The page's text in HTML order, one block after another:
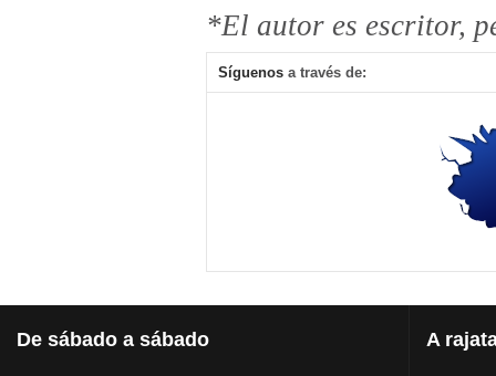
*El autor es escritor,
Síguenos a través de:
De sábado a sábado A